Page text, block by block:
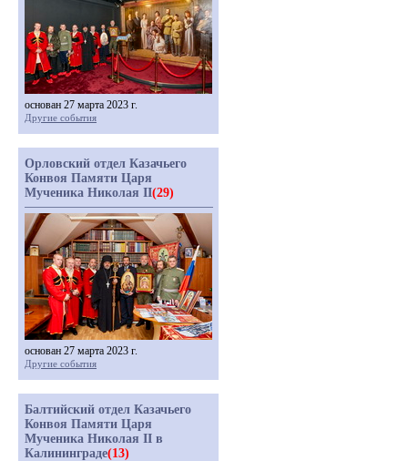
основан 27 марта 2023 г.
Другие события
Орловский отдел Казачьего
Конвоя Памяти Царя
Мученика Николая II(29)
основан 27 марта 2023 г.
Другие события
Балтийский отдел Казачьего
Конвоя Памяти Царя
Мученика Николая II в
Калининграде(13)